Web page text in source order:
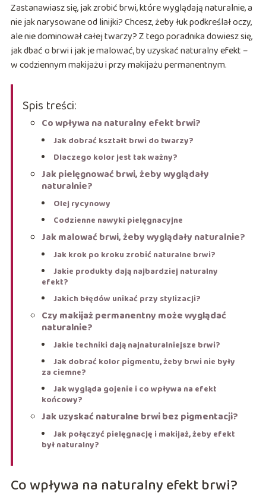
Zastanawiasz się, jak zrobić brwi, które wyglądają naturalnie, a
nie jak narysowane od linijki? Chcesz, żeby łuk podkreślał oczy,
ale nie dominował całej twarzy? Z tego poradnika dowiesz się,
jak dbać o brwi i jak je malować, by uzyskać naturalny efekt –
w codziennym makijażu i przy makijażu permanentnym.
Spis treści:
Co wpływa na naturalny efekt brwi?
Jak dobrać kształt brwi do twarzy?
Dlaczego kolor jest tak ważny?
Jak pielęgnować brwi, żeby wyglądały
naturalnie?
Olej rycynowy
Codzienne nawyki pielęgnacyjne
Jak malować brwi, żeby wyglądały naturalnie?
Jak krok po kroku zrobić naturalne brwi?
Jakie produkty dają najbardziej naturalny
efekt?
Jakich błędów unikać przy stylizacji?
Czy makijaż permanentny może wyglądać
naturalnie?
Jakie techniki dają najnaturalniejsze brwi?
Jak dobrać kolor pigmentu, żeby brwi nie były
za ciemne?
Jak wygląda gojenie i co wpływa na efekt
końcowy?
Jak uzyskać naturalne brwi bez pigmentacji?
Jak połączyć pielęgnację i makijaż, żeby efekt
był naturalny?
Co wpływa na naturalny efekt brwi?